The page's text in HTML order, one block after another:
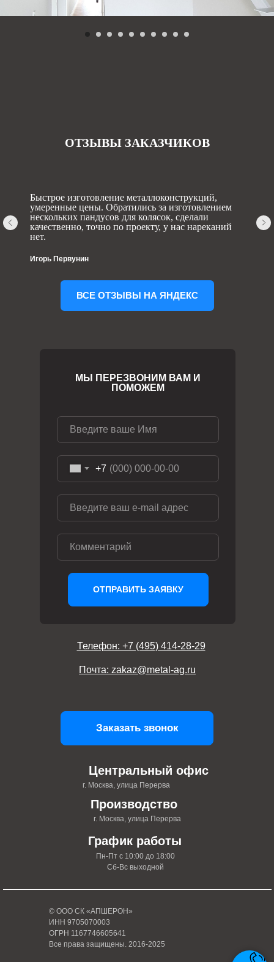
ОТЗЫВЫ ЗАКАЗЧИКОВ
Быстрое изготовление металлоконструкций,
умеренные цены. Обратились за изготовлением
нескольких пандусов для колясок, сделали
качественно, точно по проекту, у нас нареканий
нет.
Игорь Первунин
ВСЕ ОТЗЫВЫ НА ЯНДЕКС
© ООО СК «АПШЕРОН»
ИНН 9705070003
ОГРН 1167746605641
Все права защищены. 2016-2025
+7
ОТПРАВИТЬ ЗАЯВКУ
МЫ ПЕРЕЗВОНИМ ВАМ И
ПОМОЖЕМ
Центральный офис
г. Москва, улица Перерва
График работы
Пн-Пт с 10:00 до 18:00
Сб-Вс выходной
Производство
г. Москва, улица Перерва
Телефон: +7 (495) 414-28-29
Почта: zakaz@metal-ag.ru
Заказать звонок